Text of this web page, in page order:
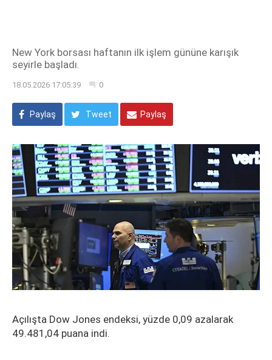
New York borsası haftanın ilk işlem gününe karışık
seyirle başladı.
18.05.2026 17:05:39 0
Paylaş Tweet Paylaş
Açılışta Dow Jones endeksi, yüzde 0,09 azalarak
49.481,04 puana indi.